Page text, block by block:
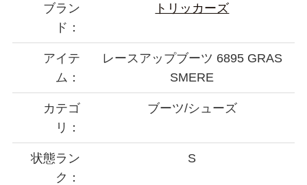
ブラン
ド：
トリッカーズ
アイテ
ム：
レースアップブーツ 6895 GRAS
SMERE
カテゴ
リ：
ブーツ/シューズ
状態ラン
ク：
S